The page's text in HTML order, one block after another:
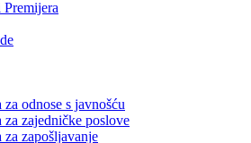
za boračka pitanja
za finansije